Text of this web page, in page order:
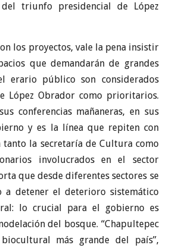
triunfo presidencial de López
los proyectos, vale la pena insistir
que demandarán de grandes
erario público son considerados
López Obrador como prioritarios.
conferencias mañaneras, en sus
y es la línea que repiten con
la secretaría de Cultura como
involucrados en el sector
que desde diferentes sectores se
a detener el deterioro sistemático
lo crucial para el gobierno es
del bosque. “Chapultepec
más grande del país”,